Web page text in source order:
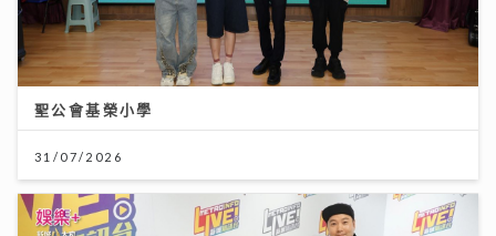
聖公會基榮小學
31/07/2026